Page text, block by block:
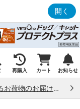
開く
再購入 カート お知らせ
熊本県熊本地方で発生した地震によるお荷物のお届け状況について （7/28）